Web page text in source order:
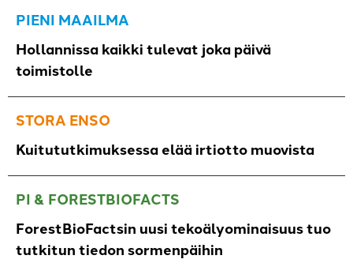
PIENI MAAILMA
Hollannissa kaikki tulevat joka päivä
toimistolle
STORA ENSO
Kuitututkimuksessa elää irtiotto muovista
PI & FORESTBIOFACTS
ForestBioFactsin uusi tekoälyominaisuus tuo
tutkitun tiedon sormenpäihin